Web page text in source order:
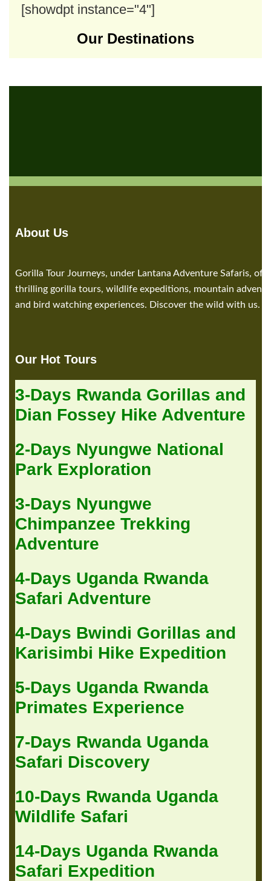
[showdpt instance="4"]
Our Destinations
About Us
Gorilla Tour Journeys, under Lantana Adventure Safaris,
thrilling gorilla tours, wildlife expeditions, mountain
and bird watching experiences. Discover the wild with us.
Our Hot Tours
3-Days Rwanda Gorillas and
Dian Fossey Hike Adventure
2-Days Nyungwe National
Park Exploration
3-Days Nyungwe
Chimpanzee Trekking
Adventure
4-Days Uganda Rwanda
Safari Adventure
4-Days Bwindi Gorillas and
Karisimbi Hike Expedition
5-Days Uganda Rwanda
Primates Experience
7-Days Rwanda Uganda
Safari Discovery
10-Days Rwanda Uganda
Wildlife Safari
14-Days Uganda Rwanda
Safari Expedition